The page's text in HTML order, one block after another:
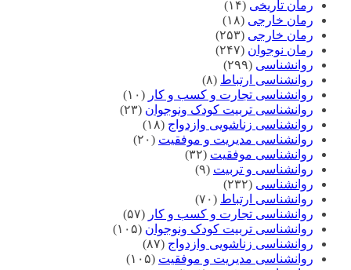
رمان تاریخی (۱۴)
رمان خارجی (۱۸)
رمان خارجی (۲۵۳)
رمان نوجوان (۲۴۷)
روانشناسی (۲۹۹)
روانشناسی ارتباط (۸)
روانشناسی تجارت و کسب و کار (۱۰)
روانشناسی تربیت کودک ونوجوان (۲۳)
روانشناسی زناشویی وازدواج (۱۸)
روانشناسی مدیریت و موفقیت (۲۰)
روانشناسی موفقیت (۳۲)
روانشناسی و تربیت (۹)
روانشناسی (۲۳۲)
روانشناسی ارتباط (۷۰)
روانشناسی تجارت و کسب و کار (۵۷)
روانشناسی تربیت کودک ونوجوان (۱۰۵)
روانشناسی زناشویی وازدواج (۸۷)
روانشناسی مدیریت و موفقیت (۱۰۵)